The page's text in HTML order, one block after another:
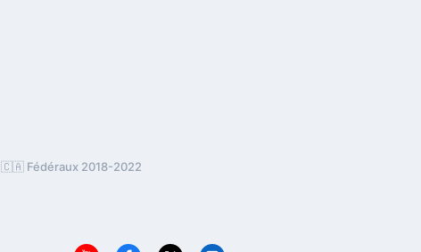
🇨🇦 Fédéraux 2018-2022